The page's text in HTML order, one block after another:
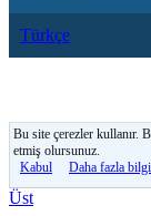
Türkçe
Bu site çerezler kullanır.
etmiş olursunuz.
Kabul
Daha fazla
Üst